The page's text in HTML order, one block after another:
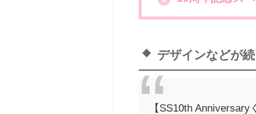
デザインなどが
【SS10th Anniversary